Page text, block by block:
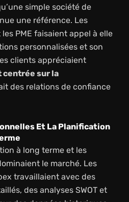
simple société de
une référence. Les
PME faisaient appel à elle
personnalisées et son
clients appréciaient
centrée sur la
des relations de confiance
Et La Planification
à long terme et les
le marché. Les
travaillaient avec des
des analyses SWOT et